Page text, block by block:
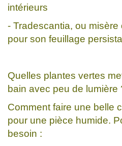
intérieurs
- Tradescantia, ou
pour son feuillage
Quelles plantes vertes
bain avec peu de lumière
Comment faire une belle
pour une pièce humide.
besoin :